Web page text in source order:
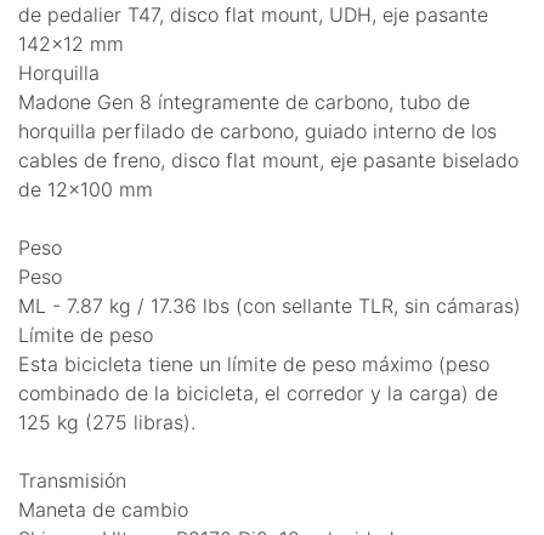
de pedalier T47, disco flat mount, UDH, eje pasante
142x12 mm
Horquilla
Madone Gen 8 íntegramente de carbono, tubo de
horquilla perfilado de carbono, guiado interno de los
cables de freno, disco flat mount, eje pasante biselado
de 12x100 mm
Peso
Peso
ML - 7.87 kg / 17.36 lbs (con sellante TLR, sin cámaras)
Límite de peso
Esta bicicleta tiene un límite de peso máximo (peso
combinado de la bicicleta, el corredor y la carga) de
125 kg (275 libras).
Transmisión
Maneta de cambio